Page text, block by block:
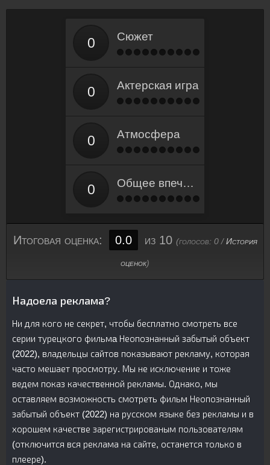
Сюжет
Актерская игра
Атмосфера
Общее впечатление
Итоговая оценка: 0.0 из 10 (голосов: 0/История
оценок)
Надоела реклама?
Ни для кого не секрет, чтобы бесплатно смотреть все
серии турецкого фильмa Неопознанный забытый объект
(2022), владельцы сайтов показывают рекламу, которая
часто мешает просмотру. Мы не исключение и тоже
ведем показ качественной рекламы. Однако, мы
оставляем возможность смотреть фильм Неопознанный
забытый объект (2022) на русском языке без рекламы и в
хорошем качестве зарегистрированым пользователям
(отключится вся реклама на сайте, останется только в
плеере).